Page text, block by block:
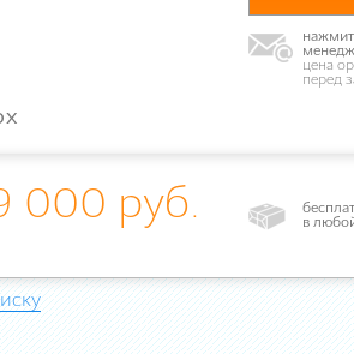
цена
перед
000 руб.
в